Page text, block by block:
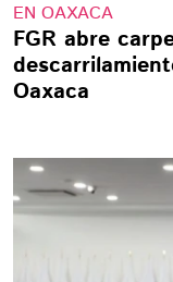
EN OAXACA
FGR abre
Oaxaca